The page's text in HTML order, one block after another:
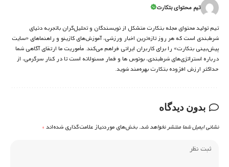
تیم محتوای بتکارت
تیم تولید محتوای مجله بتکارت متشکل از نویسندگان و تحلیل‌گران باتجربه دنیای
شرط‌بندی است که هر روز تازه‌ترین اخبار ورزشی، آموزش‌های کازینو و راهنماهای «سایت
پیش‌بینی بتکارت» را برای کاربران ایرانی فراهم می‌کند. مأموریت ما ارتقای آگاهی شما
درباره استراتژی‌های شرطبندی، بونوس ها و قمار مسئولانه است تا در کنار سرگرمی، از
حداکثر ارزش افزوده بتکارت بهره‌مند شوید.
بدون دیدگاه
نشانی ایمیل شما منتشر نخواهد شد. بخش‌های موردنیاز علامت‌گذاری شده‌اند*